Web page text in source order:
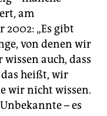
am
2002: „Es gibt
von denen wir
auch, dass
heißt, wir
wir nicht wissen.
– es